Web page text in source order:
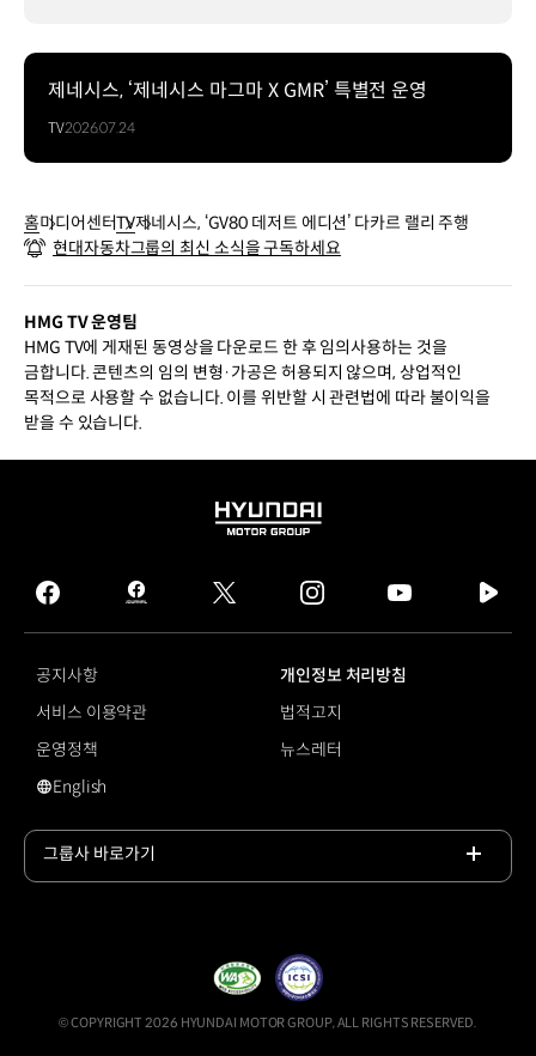
제네시스, ‘제네시스 마그마 X GMR’ 특별전 운영
TV2026.07.24
홈미디어센터TV제네시스, ‘GV80 데저트 에디션’ 다카르 랠리 주행
현대자동차그룹의 최신 소식을 구독하세요
HMG TV 운영팀
HMG TV에 게재된 동영상을 다운로드 한 후 임의사용하는 것을
금합니다. 콘텐츠의 임의 변형·가공은 허용되지 않으며, 상업적인
목적으로 사용할 수 없습니다. 이를 위반할 시 관련법에 따라 불이익을
받을 수 있습니다.
HYUNDAI
GROUP
facebook
hmg
journal
twitter instagram
tv
공지사항
개인정보 처리방침
서비스 이용약관
법적고지
운영정책
뉴스레터
영문 사이트로 이동
English
그룹사 바로가기
© COPYRIGHT 2026 HYUNDAI MOTOR GROUP, ALL RIGHTS RESERVED.